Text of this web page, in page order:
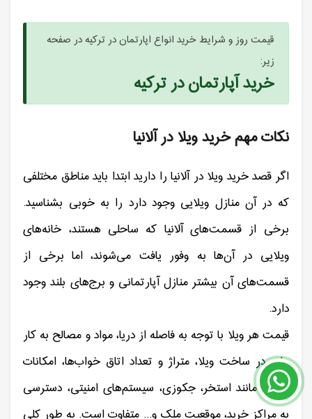
قیمت روز و شرایط خرید انواع اپارتمان در ترکیه در صفحه
زیر:
خرید آپارتمان در ترکیه
نکات مهم خرید ویلا در آلانیا
اگر قصد خرید ویلا در آلانیا را دارید ابتدا باید مناطق مختلفی
که در آن منازل ویلایی وجود دارد را به خوبی بشناسید.
برخی از قسمت‌های آلانیا که ساحلی هستند، خانه‌های
ویلایی در آن‌ها به وفور یافت می‌شوند، اما برخی از
قسمت‌های آن بیشتر منازل آپارتمانی و برج‌های بلند وجود
دارد.
قیمت هر ویلا با توجه به فاصله از دریا، مواد و مصالح به کار
رفته در ساخت ویلا، متراژ و تعداد اتاق خواب‌ها، امکانات
جانبی مانند استخر، جکوزی، سیستم‌های امنیتی، دسترسی